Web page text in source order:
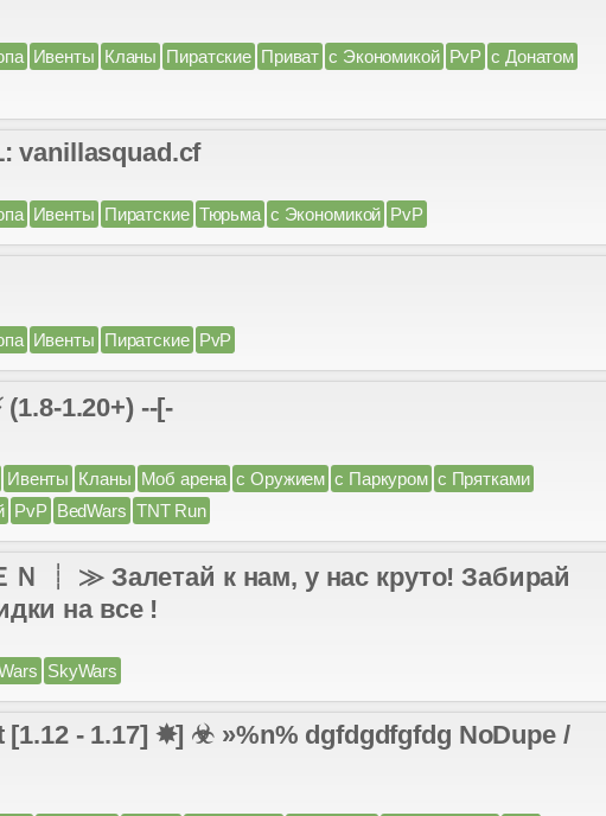
Ивенты Кланы Пиратские Приват с Экономикой PvP с Донатом
vanillasquad.cf
Ивенты Пиратские Тюрьма с Экономикой PvP
Ивенты Пиратские PvP
(1.8-1.20+) --[-
Ивенты Кланы Моб арена с Оружием с Паркуром с Прятками
PvP BedWars TNT Run
Ｎ ┊ ≫ Залетай к нам, у нас круто! Забирай
на все !
SkyWars
- 1.17] ✸] ☣ »%n% dgfdgdfgfdg NoDupe /